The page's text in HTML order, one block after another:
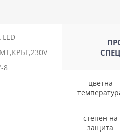
8
цветна
степен на
защита